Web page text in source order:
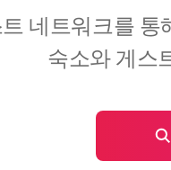
네트워크를 통
숙⁠소⁠와 게⁠스⁠